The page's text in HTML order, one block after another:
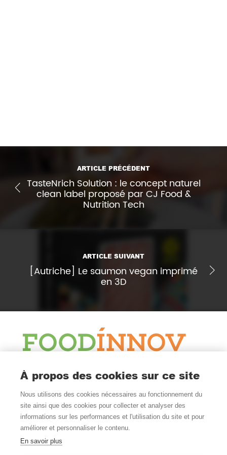
ARTICLE PRÉCÉDENT
TasteNrich Solution : le concept naturel
clean label proposé par CJ Food &
Nutrition Tech
ARTICLE SUIVANT
[Autriche] Le saumon vegan imprimé
en 3D
Le Blog
Actualité et veille
Nous Suivre
Où Nous Trouver
À propos des cookies sur ce site
Nous utilisons des cookies nécessaires au fonctionnement du
site ainsi que des cookies pour collecter et analyser des
informations sur les performances et l'utilisation du site et pour
améliorer et personnaliser le contenu.
En savoir plus